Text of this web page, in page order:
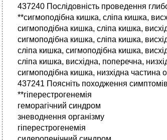
437240 Послідовність проведення
**сигмоподібна кишка, сліпа кишка,
сигмоподібна кишка, сліпа кишка,
сигмоподібна кишка, сліпа кишка,
сліпа кишка, сигмоподібна кишка,
сліпа кишка, висхідна, поперечна,
сигмоподібна кишка, низхідна частина
437241 Поясніть походження симптомів
**гіперестрогенемія
геморагічний синдром
зневоднення організму
гіперестрогенемія